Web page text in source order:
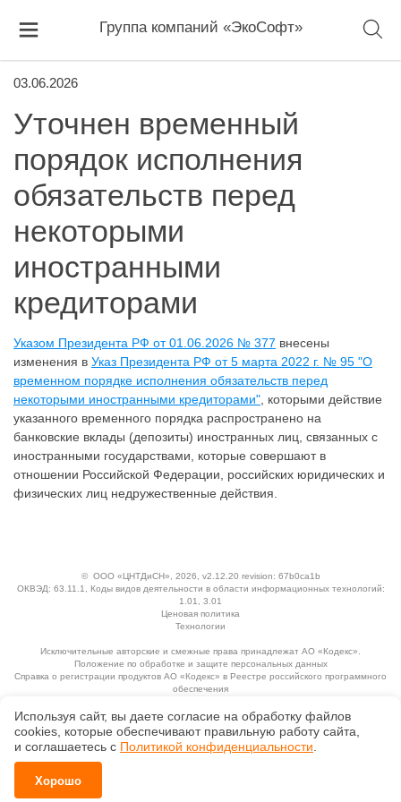
Группа компаний «ЭкоСофт»
03.06.2026
Уточнен временный
порядок исполнения
обязательств перед
некоторыми
иностранными
кредиторами
Указом Президента РФ от 01.06.2026 № 377 внесены
изменения в Указ Президента РФ от 5 марта 2022 г. № 95 "О
временном порядке исполнения обязательств перед
некоторыми иностранными кредиторами" , которыми действие
указанного временного порядка распространено на
банковские вклады (депозиты) иностранных лиц, связанных с
иностранными государствами, которые совершают в
отношении Российской Федерации, российских юридических и
физических лиц недружественные действия.
© ООО «ЦНТДиСН» , 2026, v2.12.20 revision: 67b0ca1b
ОКВЭД: 63.11.1, Коды видов деятельности в области информационных технологий:
1.01, 3.01
Ценовая политика
Технологии
Исключительные авторские и смежные права принадлежат АО «Кодекс».
Положение по обработке и защите персональных данных
Справка о регистрации продуктов АО «Кодекс» в Реестре российского программного
обеспечения
Используя сайт, вы даете согласие на обработку файлов
сооkiеs, которые обеспечивают правильную работу сайта,
и соглашаетесь с Политикой конфиденциальности
Хорошо